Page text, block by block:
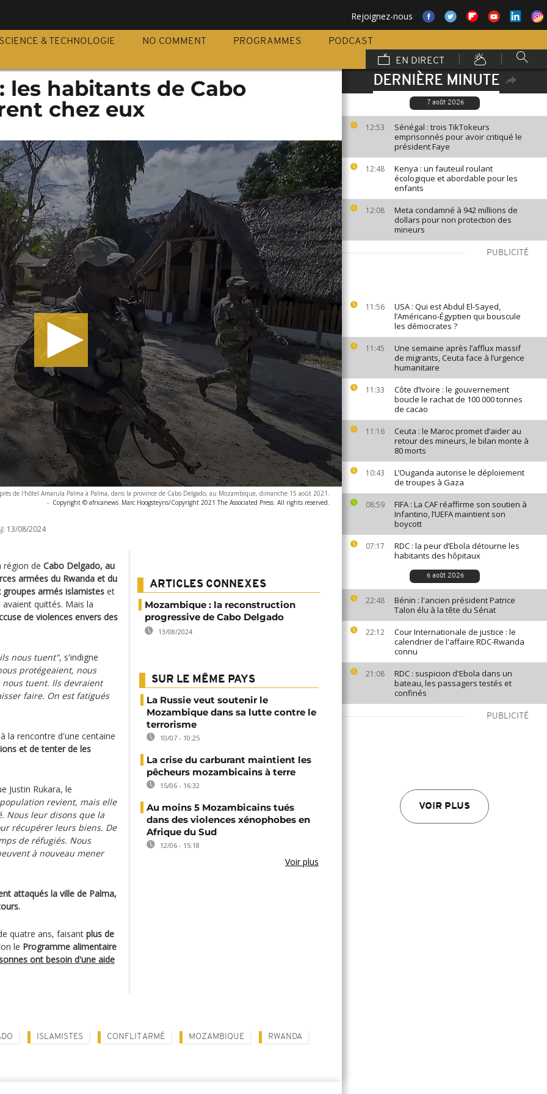
Rejoignez-nous
SCIENCE & TECHNOLOGIE NO COMMENT PROGRAMMES
PODCAST
EN DIRECT
DERNIÈRE MINUTE
7 août 2026
12:53
Sénégal : trois TikTokeurs
emprisonnés pour avoir critiqué le
président Faye
12:48
Kenya : un fauteuil roulant
écologique et abordable pour les
enfants
12:08
Meta condamné à 942 millions de
dollars pour non protection des
mineurs
PUBLICITÉ
11:56
USA : Qui est Abdul El-Sayed,
l’Américano-Égyptien qui bouscule
les démocrates ?
11:45
Une semaine après l’afflux massif
de migrants, Ceuta face à l’urgence
humanitaire
11:33
Côte d’Ivoire : le gouvernement
boucle le rachat de 100 000 tonnes
de cacao
11:16
Ceuta : le Maroc promet d’aider au
retour des mineurs, le bilan monte à
80 morts
10:43
L’Ouganda autorise le déploiement
de troupes à Gaza
08:59
FIFA : La CAF réaffirme son soutien à
Infantino, l’UEFA maintient son
boycott
07:17
RDC : la peur d’Ebola détourne les
habitants des hôpitaux
6 août 2026
22:48
Bénin : l'ancien président Patrice
Talon élu à la tête du Sénat
22:12
Cour Internationale de justice : le
calendrier de l'affaire RDC-Rwanda
connu
21:08
RDC : suspicion d'Ebola dans un
bateau, les passagers testés et
confinés
PUBLICITÉ
VOIR PLUS
les habitants de Cabo
chez eux
de l'hôtel Amarula Palma à Palma, dans la province de Cabo Delgado, au Mozambique, dimanche 15 août 2021.
- Copyright © africanews Marc Hoogsteyns/Copyright 2021 The Associated Press. All rights reserved.
13/08/2024
région de Cabo Delgado, au
armées du Rwanda et du
armés islamistes et
avaient quittés. Mais la
de violences envers des
nous tuent", s'indigne
protégeaient, nous
nous tuent. Ils devraient
faire. On est fatigués
la rencontre d'une centaine
et de tenter de les
Justin Rukara, le
revient, mais elle
Nous leur disons que la
récupérer leurs biens. De
de réfugiés. Nous
à nouveau mener
attaqués la ville de Palma,
quatre ans, faisant plus de
le Programme alimentaire
ont besoin d'une aide
ARTICLES CONNEXES
Mozambique : la reconstruction
progressive de Cabo Delgado
13/08/2024
SUR LE MÊME PAYS
La Russie veut soutenir le
Mozambique dans sa lutte contre le
terrorisme
10/07 - 10:25
La crise du carburant maintient les
pêcheurs mozambicains à terre
15/06 - 16:32
Au moins 5 Mozambicains tués
dans des violences xénophobes en
Afrique du Sud
12/06 - 15:18
Voir plus
ISLAMISTES CONFLIT ARMÉ MOZAMBIQUE RWANDA